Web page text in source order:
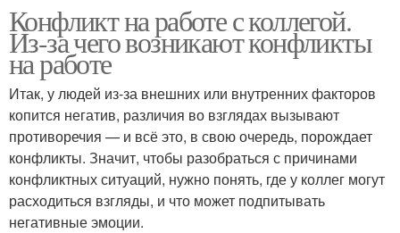
Конфликт на работе с коллегой.
Из-за чего возникают конфликты
на работе
Итак, у людей из-за внешних или внутренних факторов
копится негатив, различия во взглядах вызывают
противоречия — и всё это, в свою очередь, порождает
конфликты. Значит, чтобы разобраться с причинами
конфликтных ситуаций, нужно понять, где у коллег могут
расходиться взгляды, и что может подпитывать
негативные эмоции.